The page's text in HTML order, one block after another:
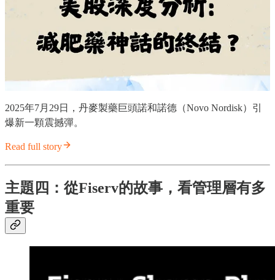
2025年7月29日，丹麥製藥巨頭諾和諾德（Novo Nordisk）引
爆新一顆震撼彈。
Read full story
主題四：從Fiserv的故事，看管理層有多
重要